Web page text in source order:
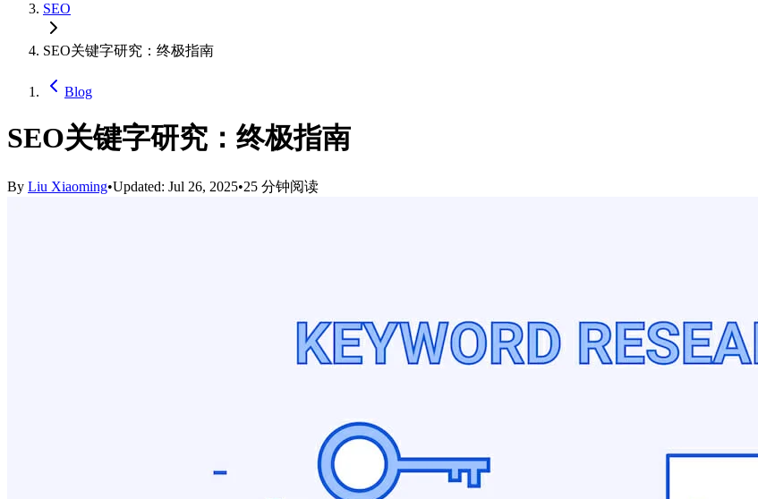
SEO
SEO关键字研究：终极指南
Blog
SEO关键字研究：终极指南
By Liu Xiaoming•Updated: Jul 26, 2025•25 分钟阅读